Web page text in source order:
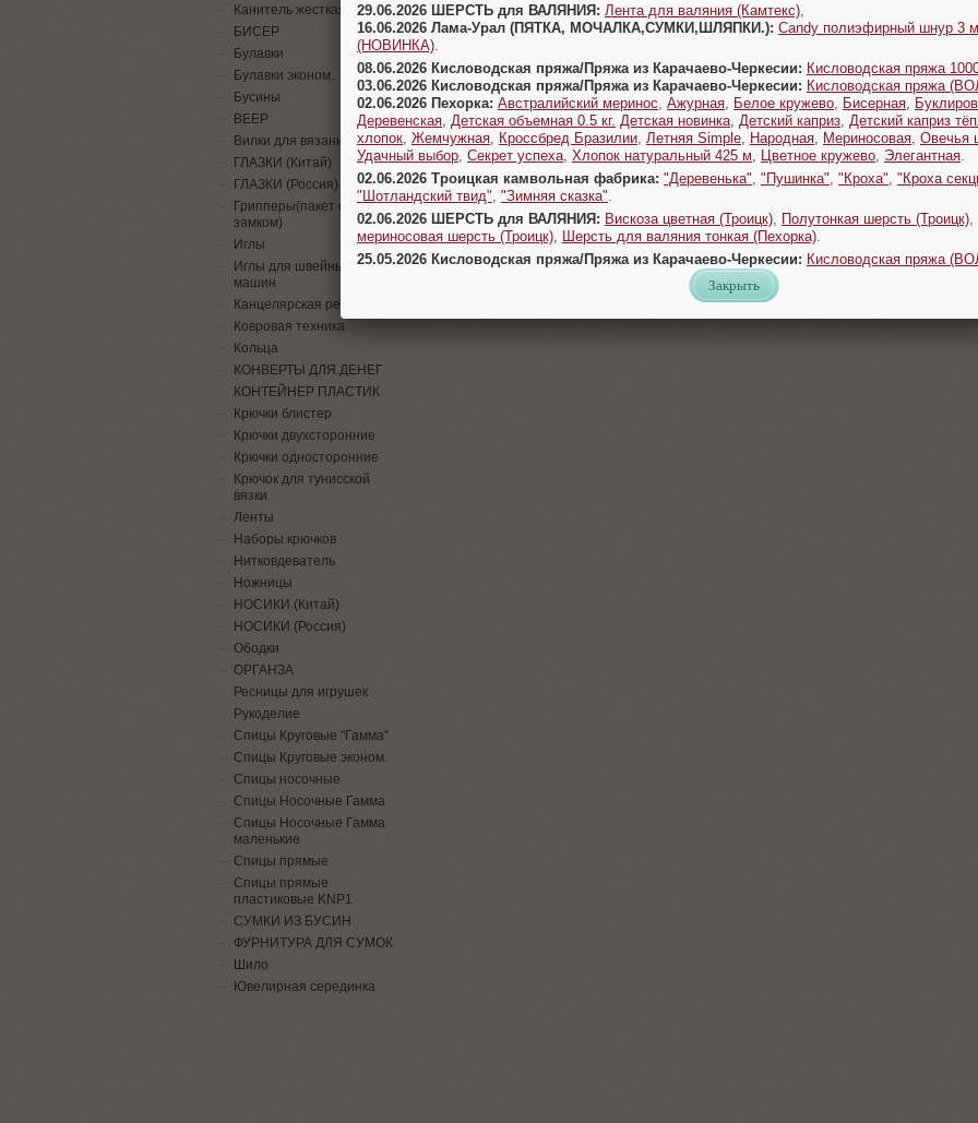
Канитель жесткая
БИСЕР
Булавки
Булавки эконом.
Бусины
ВЕЕР
Вилки для вязания
ГЛАЗКИ (Китай)
ГЛАЗКИ (Россия)
Грипперы(пакет с
замком)
Иглы
Иглы для швейных
машин
Канцелярская резинка
Ковровая техника
Кольца
КОНВЕРТЫ ДЛЯ ДЕНЕГ
КОНТЕЙНЕР ПЛАСТИК
Крючки блистер
Крючки двухсторонние
Крючки односторонние
Крючок для тунисской
вязки
Ленты
Наборы крючков
Нитковдеватель
Ножницы
НОСИКИ (Китай)
НОСИКИ (Россия)
Ободки
ОРГАНЗА
Ресницы для игрушек
Рукоделие
Спицы Круговые "Гамма"
Спицы Круговые эконом.
Спицы носочные
Спицы Носочные Гамма
Спицы Носочные Гамма
маленькие
Спицы прямые
Спицы прямые
пластиковые KNP1
СУМКИ ИЗ БУСИН
ФУРНИТУРА ДЛЯ СУМОК
Шило
Ювелирная серединка
29.06.2026 ШЕРСТЬ для ВАЛЯНИЯ: Лента для валяния (Камтекс)
16.06.2026 Лама-Урал (ПЯТКА, МОЧАЛКА,СУМКИ,ШЛЯПКИ.): Candy полиэфирный шнур 3
(НОВИНКА)
08.06.2026 Кисловодская пряжа/Пряжа из Карачаево-Черкесии: Кисловодская пряжа
03.06.2026 Кисловодская пряжа/Пряжа из Карачаево-Черкесии: Кисловодская пряжа
02.06.2026 Пехорка: Австралийский меринос Ажурная Белое кружево Бисерная
Деревенская Детская объемная 0.5 кг. Детская новинка Детский каприз Детский каприз
хлопок Жемчужная Кроссбред Бразилии Летняя Simple Народная Мериносовая Овечья
Удачный выбор Секрет успеха Хлопок натуральный 425 м Цветное кружево Элегантная
02.06.2026 Троицкая камвольная фабрика: "Деревенька" "Пушинка" "Кроха" "Кроха
"Шотландский твид" "Зимняя сказка"
02.06.2026 ШЕРСТЬ для ВАЛЯНИЯ: Вискоза цветная (Троицк) Полутонкая шерсть (Троицк)
мериносовая шерсть (Троицк)
Шерсть для валяния тонкая (Пехорка)
25.05.2026 Кисловодская пряжа/Пряжа из Карачаево-Черкесии: Кисловодская пряжа
Закрыть